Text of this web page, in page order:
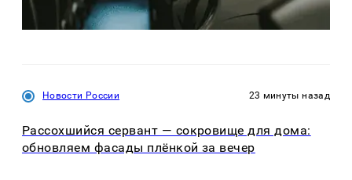
Новости России 23 минуты назад
Рассохшийся сервант — сокровище для дома:
обновляем фасады плёнкой за вечер